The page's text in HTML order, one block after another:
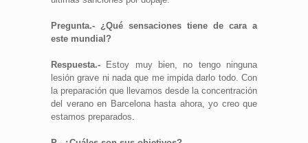
Pregunta.- ¿Qué sensaciones tiene de cara a
este mundial?
Respuesta.- Estoy muy bien, no tengo ninguna
lesión grave ni nada que me impida darlo todo. Con
la preparación que llevamos desde la concentración
del verano en Barcelona hasta ahora, yo creo que
estamos preparados.